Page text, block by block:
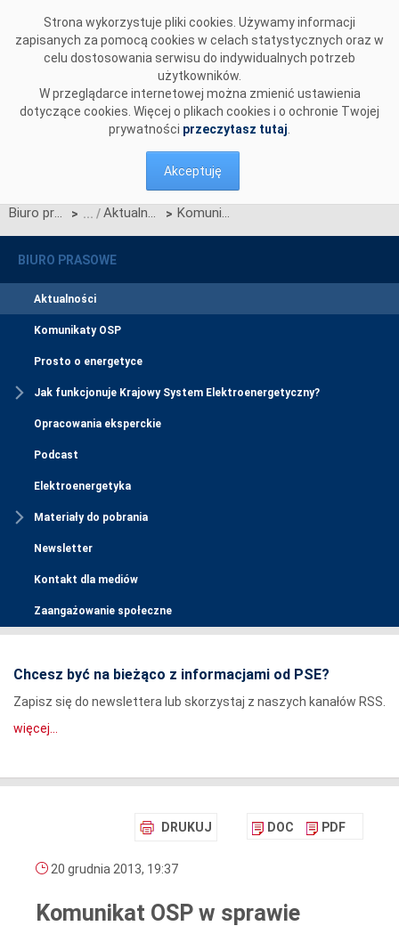
Strona wykorzystuje pliki cookies. Używamy informacji
zapisanych za pomocą cookies w celach statystycznych oraz w
celu dostosowania serwisu do indywidualnych potrzeb
użytkowników.
W przeglądarce internetowej można zmienić ustawienia
dotyczące cookies. Więcej o plikach cookies i o ochronie Twojej
prywatności przeczytasz tutaj
Akceptuję
Biuro prasowe > Aktualności > Komunikat OSP w sprawie procesu konsultacji zmian Instrukcji Ruchu i Eksploatacji Sieci Przesyłowej
BIURO PRASOWE
Aktualności
Komunikaty OSP
Prosto o energetyce
Jak funkcjonuje Krajowy System Elektroenergetyczny?
Opracowania eksperckie
Podcast
Elektroenergetyka
Materiały do pobrania
Newsletter
Kontakt dla mediów
Zaangażowanie społeczne
Chcesz być na bieżąco z informacjami od PSE?
Zapisz się do newslettera lub skorzystaj z naszych kanałów RSS.
więcej...
DRUKUJ DOC PDF
20 grudnia 2013, 19:37
Komunikat OSP w sprawie